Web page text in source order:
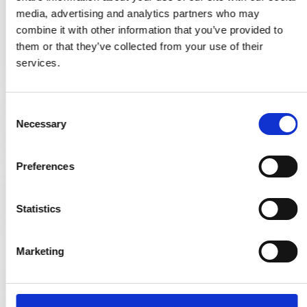
media, advertising and analytics partners who may
combine it with other information that you’ve provided to
them or that they’ve collected from your use of their
services.
Necessary
Preferences
Statistics
Marketing
PRODUKT ANZEIGEN